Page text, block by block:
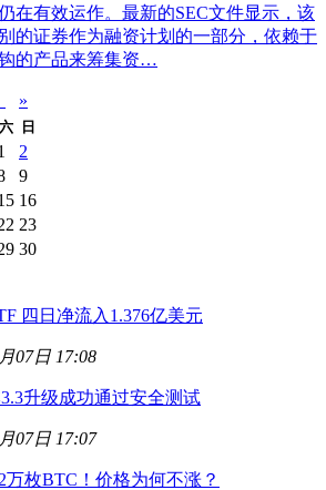
在有效运作。最新的SEC文件显示，该
的证券作为融资计划的一部分，依赖于
的产品来筹集资…
»
六 日
2
9
16
23
30
四日净流入1.376亿美元
07日 17:08
升级成功通过安全测试
07日 17:07
万枚BTC！价格为何不涨？